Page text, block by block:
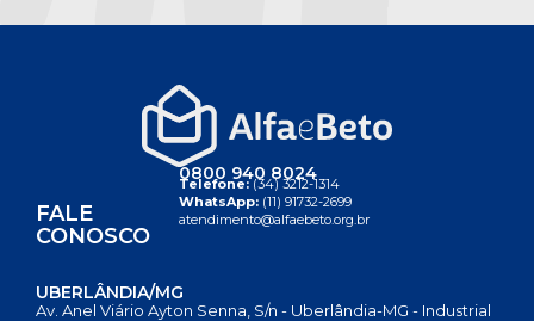
FALE
CONOSCO
0800 940 8024
Telefone:(34) 3212-1314
WhatsApp: (11) 91732-2699
atendimento@alfaebeto.org.br
UBERLÂNDIA/MG
Av. Anel Viário Ayton Senna, S/n - Uberlândia-MG - Industrial